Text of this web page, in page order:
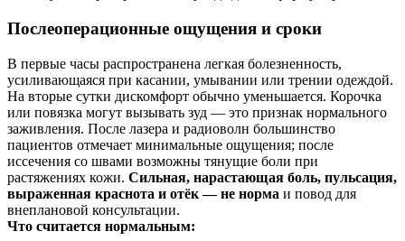
Послеоперационные ощущения и сроки
В первые часы распространена легкая болезненность,
усиливающаяся при касании, умывании или трении одеждой.
На вторые сутки дискомфорт обычно уменьшается. Корочка
или повязка могут вызывать зуд — это признак нормального
заживления. После лазера и радиоволн большинство
пациентов отмечает минимальные ощущения; после
иссечения со швами возможны тянущие боли при
растяжениях кожи. Сильная, нарастающая боль, пульсация,
выраженная краснота и отёк — не норма и повод для
внеплановой консультации.
Что считается нормальным: